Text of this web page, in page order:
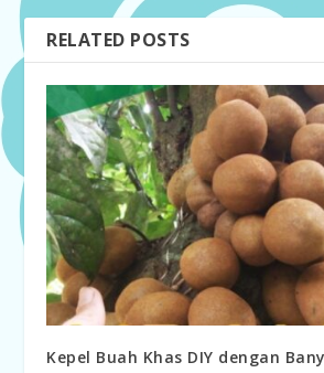
RELATED POSTS
Kepel Buah Khas DIY dengan